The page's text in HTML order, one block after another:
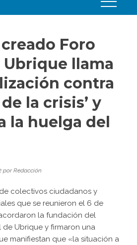
Foro
Ubrique llama
contra
la crisis’ y
la huelga del
porRedacción
colectivos ciudadanos y
que se reunieron el 6 de
la fundación del
de Ubrique y firmaron una
manifiestan que «la situación a